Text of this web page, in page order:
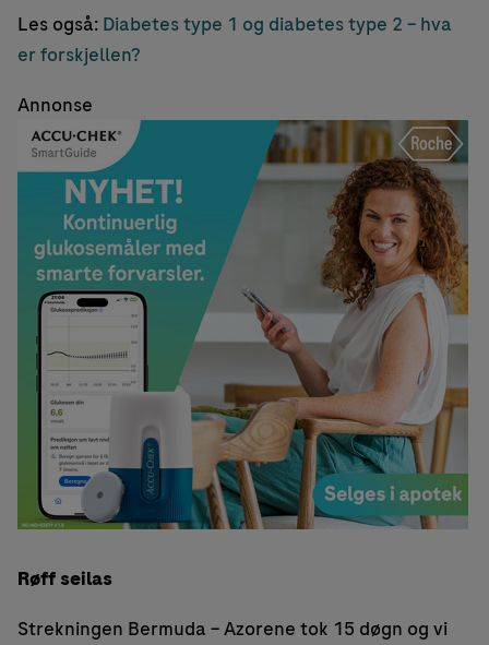
Les også: Diabetes type 1 og diabetes type 2 – hva
er forskjellen?
Annonse
Røff seilas
Strekningen Bermuda – Azorene tok 15 døgn og vi